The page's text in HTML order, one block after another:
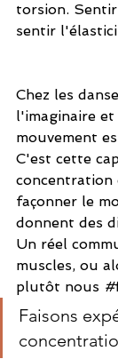
torsion.
sentir
Chez les
l'imaginaire
mouvement
C'est cette
concentration
façonner le
donnent des
Un réel
muscles, ou
plutôt nous #
Faisons